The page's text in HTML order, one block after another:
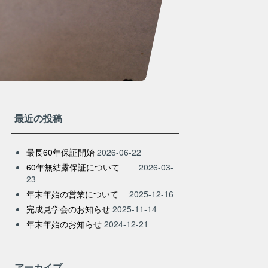
最近の投稿
最長60年保証開始 2026-06-22
60年無結露保証について
2026-03-
23
年末年始の営業について
2025-12-16
完成見学会のお知らせ 2025-11-14
年末年始のお知らせ 2024-12-21